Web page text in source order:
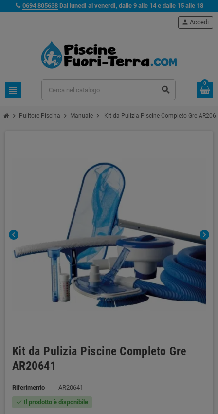
0694 805638 Dal lunedì al venerdì, dalle 9 alle 14 e dalle 15 alle 18
view_headline search
person Accedi
0
chevron_right Pulitore Piscina chevron_right Manuale chevron_right Kit da Pulizia Piscine Completo Gre
chevron_left chevron_right
Kit da Pulizia Piscine Completo Gre
AR20641
Riferimento AR20641
check Il prodotto è disponibile